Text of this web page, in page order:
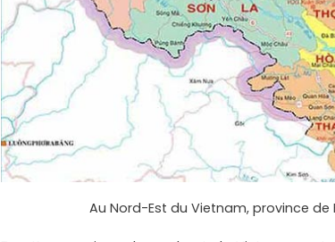
Au Nord-Est du Vietnam, province de